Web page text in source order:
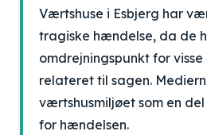
Værtshuse i Esbjerg har
tragiske hændelse, da de
omdrejningspunkt for
relateret til sagen.
værtshusmiljøet som en
for hændelsen.